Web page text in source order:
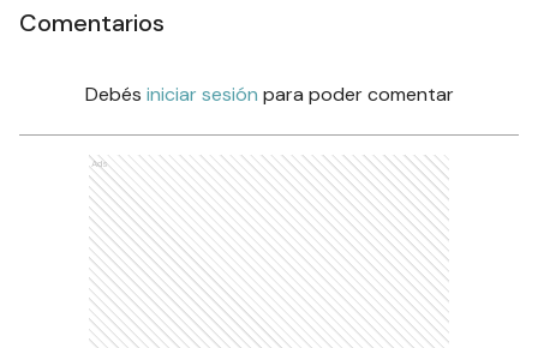
Comentarios
Debés iniciar sesión para poder comentar
Ads